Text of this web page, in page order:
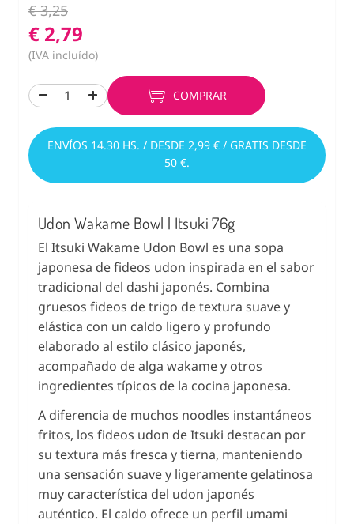
€ 3,25
€ 2,79
(IVA incluído)
COMPRAR
ENVÍOS 14.30 HS. / DESDE 2,99 € / GRATIS DESDE
50 €.
Udon Wakame Bowl | Itsuki 76g
El Itsuki Wakame Udon Bowl es una sopa
japonesa de fideos udon inspirada en el sabor
tradicional del dashi japonés. Combina
gruesos fideos de trigo de textura suave y
elástica con un caldo ligero y profundo
elaborado al estilo clásico japonés,
acompañado de alga wakame y otros
ingredientes típicos de la cocina japonesa.
A diferencia de muchos noodles instantáneos
fritos, los fideos udon de Itsuki destacan por
su textura más fresca y tierna, manteniendo
una sensación suave y ligeramente gelatinosa
muy característica del udon japonés
auténtico. El caldo ofrece un perfil umami